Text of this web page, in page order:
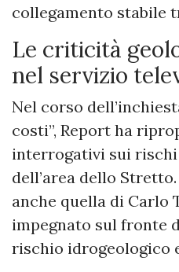
collegamento stabile
Le criticità
nel servizio
Nel corso
costi”, Report ha
interrogativi sui
dell’area dello
anche quella di Carlo
impegnato sul fronte
rischio idrogeologico